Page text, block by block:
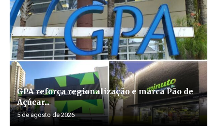
GPA reforça regionalização e marca Pão de
Açúcar...
5 de agosto de 2026